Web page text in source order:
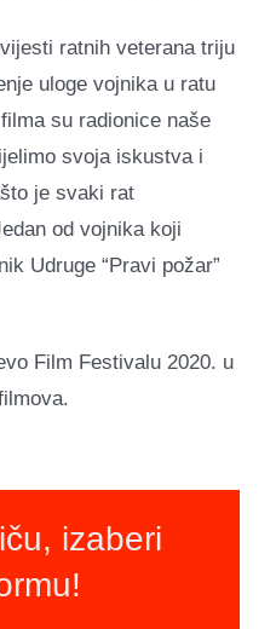
ratnih veterana triju
uloge vojnika u ratu
su radionice naše
svoja iskustva i
je svaki rat
od vojnika koji
Udruge “Pravi požar”
Film Festivalu 2020. u
izaberi